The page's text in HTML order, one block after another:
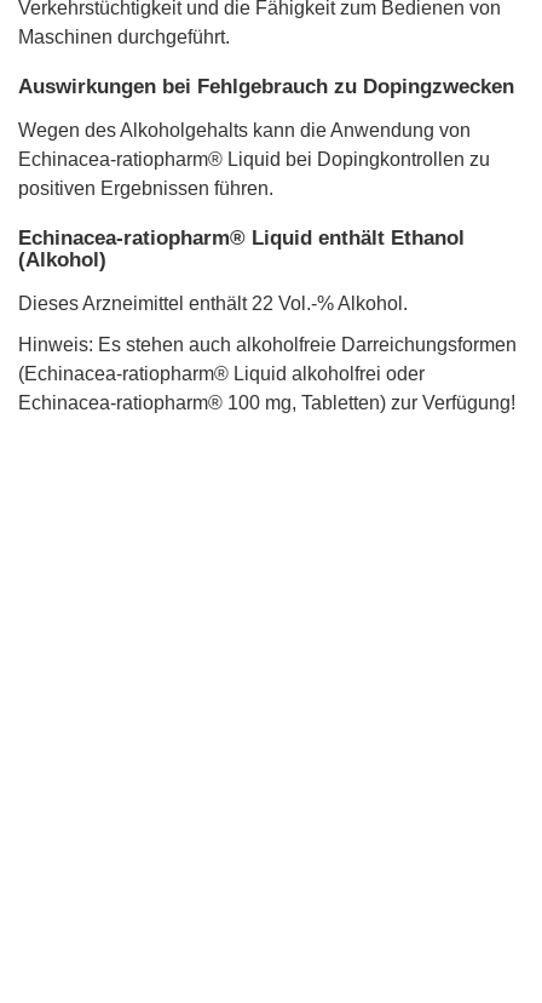
Verkehrstüchtigkeit und die Fähigkeit zum Bedienen von
Maschinen durchgeführt.
Auswirkungen bei Fehlgebrauch zu Dopingzwecken
Wegen des Alkoholgehalts kann die Anwendung von
Echinacea-ratiopharm® Liquid bei Dopingkontrollen zu
positiven Ergebnissen führen.
Echinacea-ratiopharm® Liquid enthält Ethanol
(Alkohol)
Dieses Arzneimittel enthält 22 Vol.-% Alkohol.
Hinweis: Es stehen auch alkoholfreie Darreichungsformen
(Echinacea-ratiopharm® Liquid alkoholfrei oder
Echinacea-ratiopharm® 100 mg, Tabletten) zur Verfügung!